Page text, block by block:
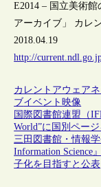
E2014 – 国立美術
アーカイブ」 カレ
2018.04.19
http://
カレントアウェア
ブイベント映像
国際図書館連盟（
World”に国別ペー
三田図書館・情報
Information Science
子化を目指すと公表